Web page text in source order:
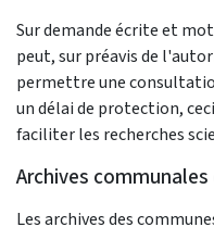
Sur demande écrite et
peut, sur préavis de
permettre une
un délai de protection,
faciliter les recherches
Archives
Les archives des